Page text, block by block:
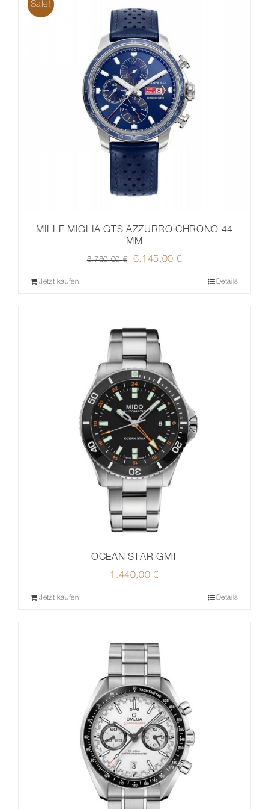
Sale!
MILLE MIGLIA GTS AZZURRO CHRONO 44
MM
8.780,00€
Ursprünglicher
6.145,00 €
Jetzt kaufen Details
OCEAN STAR GMT
1.440,00€
Jetzt kaufen Details